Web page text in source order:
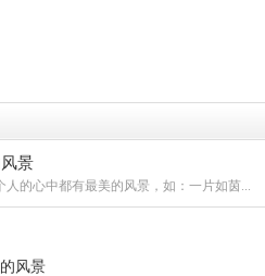
景
的心中都有最美的风景，如：一片如茵...
风景